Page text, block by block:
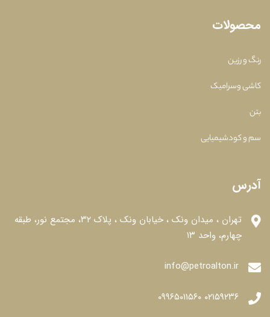
محصولات
رنگ و رزین
کاشی وسرامیک
بتن
سم و کودشیمیایی
آدرس
تهران ، میدان ونک ، خیابان ونک ، پلاک ۳۲، مجتمع نور، طبقه
چهارم، واحد ۱۳
info@petroalton.ir
۰۲۱۵۹۲۳۶ ۰۹۹۶۵۰۱۱۵۶۰